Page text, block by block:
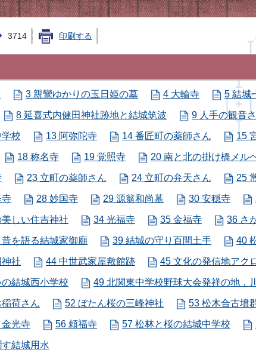
3714 印刷する
3 親鸞ゆかりの玉日姫の墓 4 大輪寺 5 結城
8 延喜式内健田神社跡地と結城筑波 9 人手の観音
校 13 阿弥陀寺 14 番匠町の薬師さん 15
18 称名寺 19 覚照寺 20 南と北の掛け橋メル
23 立町の薬師さん 24 立町の弁天さん 25
寺 28 妙国寺 29 源翁和尚墓 30 安穏寺
しい住吉神社 34 光福寺 35 金福寺 36 さ
昔を語る結城家御廟 39 結城の守り百間土手 40
社 44 中世武家屋敷館跡 45 文化の発信地アク
結城西小学校 49 北関東中学校野球大会発祥の地，
荷さん 52 ぼたん桜の三峰神社 53 松木合古墳
金光寺 56 頼福寺 57 松林と桜の結城中学校
結城用水